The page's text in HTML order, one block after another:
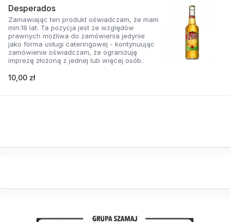
Desperados
Zamawiając ten produkt oświadczam, że mam
min.18 lat. Ta pozycja jest ze względów
prawnych możliwa do zamówienia jedynie
jako forma usługi cateringowej - kontynuując
zamówienie oświadczam, że ogranizuję
imprezę złożoną z jednej lub więcej osób.
10,00 zł